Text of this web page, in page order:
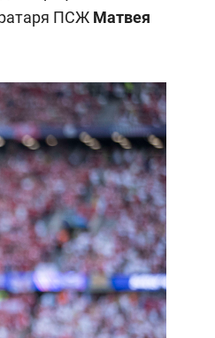
ПСЖ Матвея
состоянием как